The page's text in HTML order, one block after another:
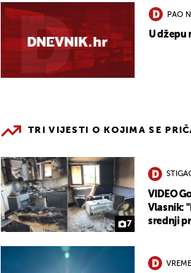
PAO
U džepu
TRI VIJESTI O KOJIMA SE
7
VIDEO
Vlasnik:
srednji